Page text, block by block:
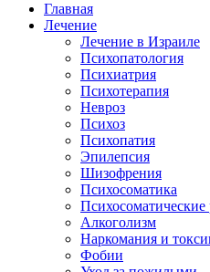
Главная
Лечение
Лечение в Израиле
Психопатология
Психиатрия
Психотерапия
Невроз
Психоз
Психопатия
Эпилепсия
Шизофрения
Психосоматика
Психосоматические
Алкоголизм
Наркомания и
Фобии